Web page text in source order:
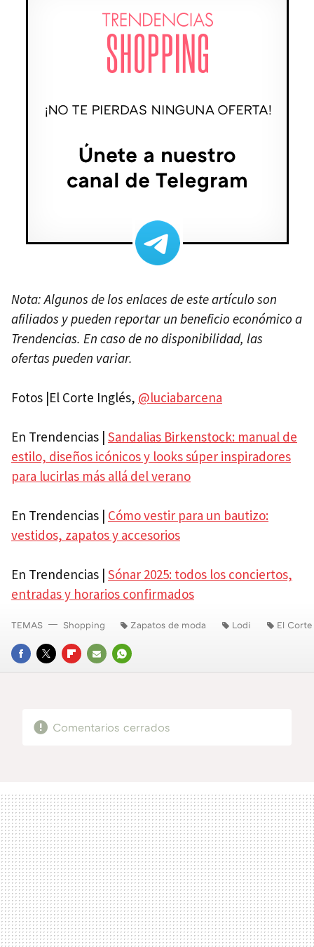
Nota: Algunos de los enlaces de este artículo son
afiliados y pueden reportar un beneficio económico a
Trendencias. En caso de no disponibilidad, las
ofertas pueden variar.
Fotos |El Corte Inglés, @luciabarcena
En Trendencias | Sandalias Birkenstock: manual de
estilo, diseños icónicos y looks súper inspiradores
para lucirlas más allá del verano
En Trendencias | Cómo vestir para un bautizo:
vestidos, zapatos y accesorios
En Trendencias | Sónar 2025: todos los conciertos,
entradas y horarios confirmados
FACEBOOK
TWITTERFLIPBOARD
E-
WHATSAPP
TEMAS Shopping Zapatos de moda Lodi El
Comentarios cerrados